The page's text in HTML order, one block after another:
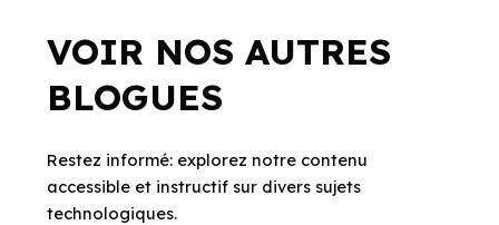
VOIR NOS AUTRES
BLOGUES
Restez informé: explorez notre contenu
accessible et instructif sur divers sujets
technologiques.